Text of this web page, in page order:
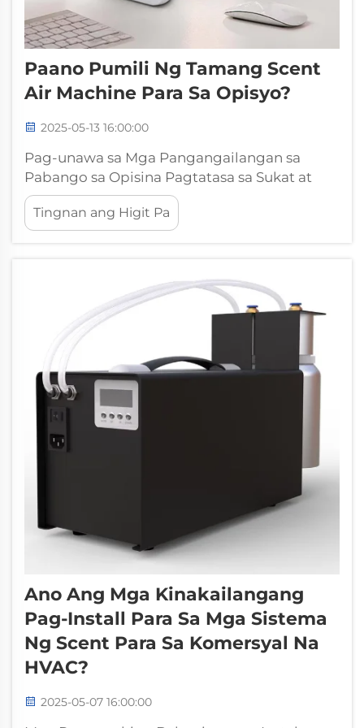
Paano Pumili Ng Tamang Scent
Air Machine Para Sa Opisyo?
2025-05-13 16:00:00
Pag-unawa sa Mga Pangangailangan sa
Pabango sa Opisina Pagtatasa sa Sukat at
Layout ng Opisina Ang pagpili ng tamang
makina ng pabango para sa isang opisina ay
nagsisimula sa pagkakilala kung gaano kalaki
nangangailangan ng mas malakas na scent
Tingnan ang Higit Pa
Ano Ang Mga Kinakailangang
Pag-Install Para Sa Mga Sistema
Ng Scent Para Sa Komersyal Na
HVAC?
2025-05-07 16:00:00